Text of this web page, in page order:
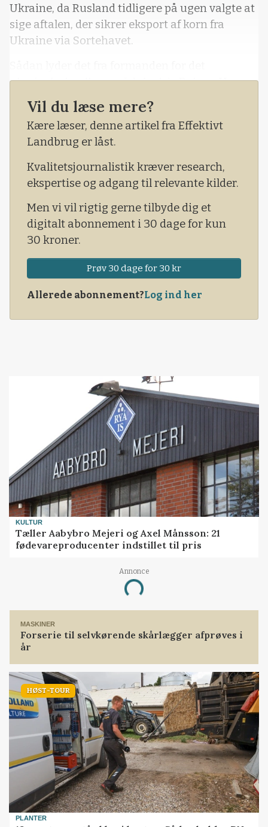
Ukraine, da Rusland tidligere på ugen valgte at
sige aftalen, der sikrer eksport af korn fra
Ukraine via Sortehavet.
ukrainske landbrugsråd, Andriy Dykun. Han
peger på, at landbrugsselskaber i forsommeren
2022 forsøgte at tilrane sig leveringskontrakter
med afftagere af korn i flere lande.
Vil du læse mere?
Kære læser, denne artikel fra Effektivt
Landbrug er låst.
Kvalitetsjournalistik kræver research,
ekspertise og adgang til relevante kilder.
Men vi vil rigtig gerne tilbyde dig et
digitalt abonnement i 30 dage for kun
30 kroner.
Prøv 30 dage for 30 kr
Allerede abonnement?Log ind her
KULTUR
Tæller Aabybro Mejeri og Axel Månsson: 21
fødevareproducenter indstillet til pris
Annonce
Loading...
MASKINER
Forserie til selvkørende skårlægger afprøves i
år
HØST-TOUR
PLANTER